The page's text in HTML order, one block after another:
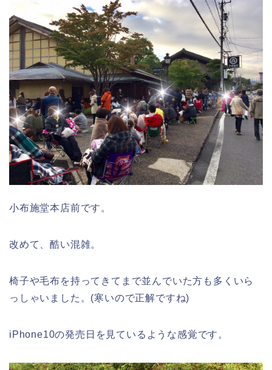
小布施堂本店前です。
改めて、酷い混雑。
椅子や毛布を持ってきてまで並んでいた方も多くいら
っしゃいました。(寒いので正解ですね)
iPhone10の発売日を見ているような感覚です。